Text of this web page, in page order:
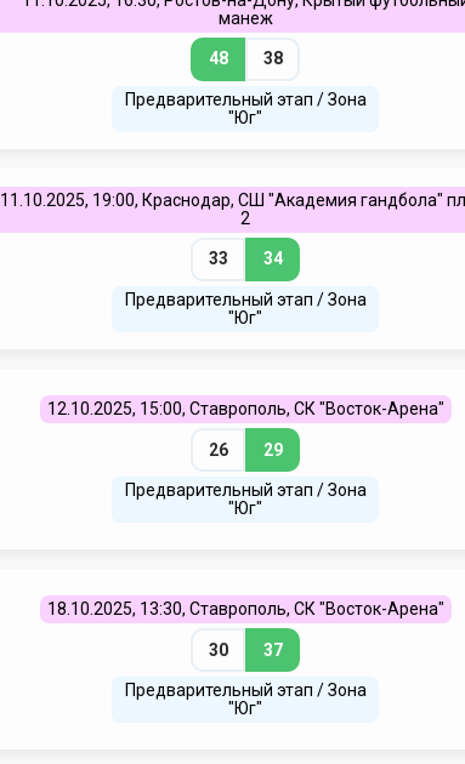
манеж
48 38
Предварительный этап / Зона
"Юг"
11.10.2025, 19:00, Краснодар, СШ "Академия гандбола"
2
33 34
Предварительный этап / Зона
"Юг"
12.10.2025, 15:00, Ставрополь, СК "Восток-Арена"
26 29
Предварительный этап / Зона
"Юг"
18.10.2025, 13:30, Ставрополь, СК "Восток-Арена"
30 37
Предварительный этап / Зона
"Юг"